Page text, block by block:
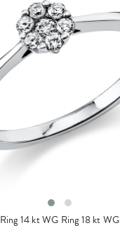
Ring 14 kt WG Ring 18 kt WG